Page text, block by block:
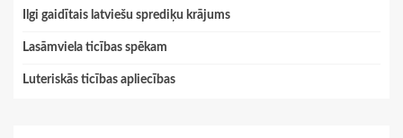
Ilgi gaidītais latviešu sprediķu krājums
Lasāmviela ticības spēkam
Luteriskās ticības apliecības